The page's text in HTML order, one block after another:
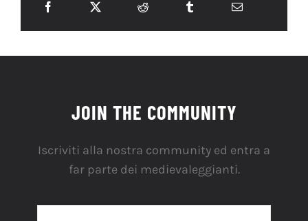
JOIN THE COMMUNITY
Iscriviti alla nostra community ed entra a
far parte dei medievaleggianti.